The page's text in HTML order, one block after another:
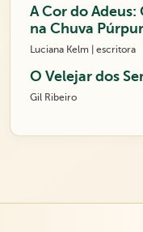
A Cor do
na Chuva
Luciana Kelm | escritora
O Velejar dos
Gil Ribeiro